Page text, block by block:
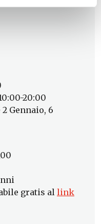
20:00
2 Gennaio, 6
gratis al link